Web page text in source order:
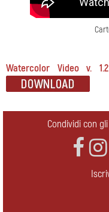
Watercolor Video v.
Condividi con